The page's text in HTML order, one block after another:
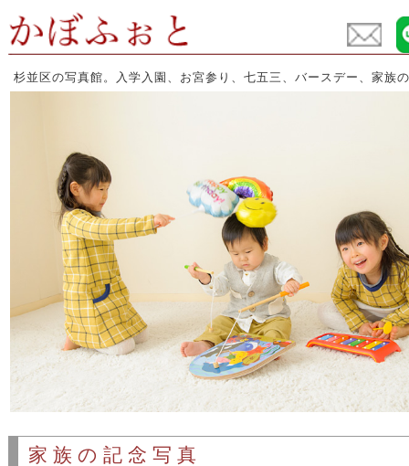
杉並区の写真館。入学入園、お宮参り、七五三、バースデー、家族
家族の記念写真